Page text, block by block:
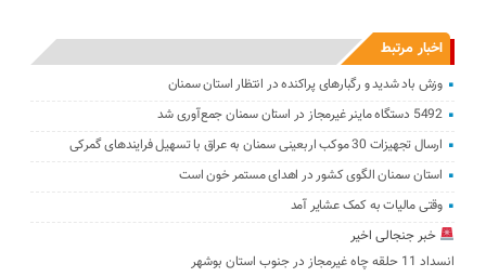
اخبار مرتبط
وزش باد شدید و رگبارهای پراکنده در انتظار استان سمنان
5492 دستگاه ماینر غیرمجاز در استان سمنان جمع‌آوری شد
ارسال تجهیزات 30 موکب اربعینی سمنان به عراق با تسهیل فرایندهای گمرکی
استان سمنان الگوی کشور در اهدای مستمر خون است
وقتی مالیات به کمک ‌عشایر آمد
خبر جنجالی اخیر
انسداد 11 حلقه چاه غیرمجاز در جنوب استان بوشهر